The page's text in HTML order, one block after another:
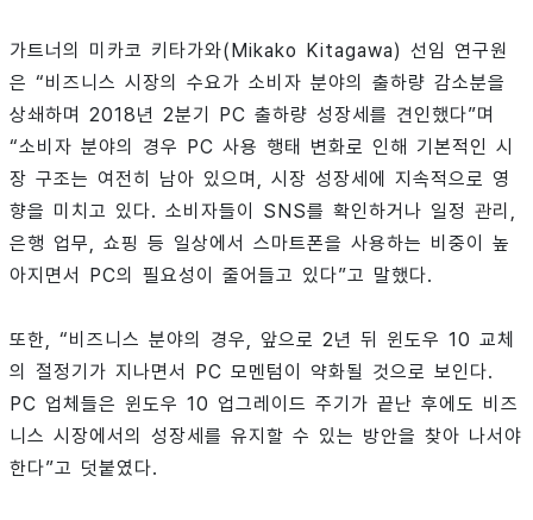
가트너의 미카코 키타가와(Mikako Kitagawa) 선임 연구원
은 “비즈니스 시장의 수요가 소비자 분야의 출하량 감소분을
상쇄하며 2018년 2분기 PC 출하량 성장세를 견인했다”며
“소비자 분야의 경우 PC 사용 행태 변화로 인해 기본적인 시
장 구조는 여전히 남아 있으며, 시장 성장세에 지속적으로 영
향을 미치고 있다. 소비자들이 SNS를 확인하거나 일정 관리,
은행 업무, 쇼핑 등 일상에서 스마트폰을 사용하는 비중이 높
아지면서 PC의 필요성이 줄어들고 있다”고 말했다.
또한, “비즈니스 분야의 경우, 앞으로 2년 뒤 윈도우 10 교체
의 절정기가 지나면서 PC 모멘텀이 약화될 것으로 보인다.
PC 업체들은 윈도우 10 업그레이드 주기가 끝난 후에도 비즈
니스 시장에서의 성장세를 유지할 수 있는 방안을 찾아 나서야
한다”고 덧붙였다.